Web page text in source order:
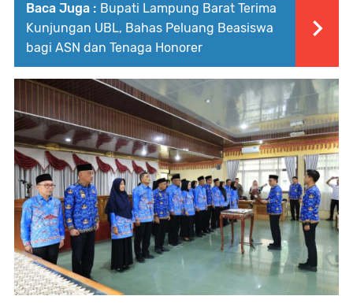
Baca Juga : Bupati Lampung Barat Terima
Kunjungan UBL, Bahas Peluang Beasiswa
bagi ASN dan Tenaga Honorer